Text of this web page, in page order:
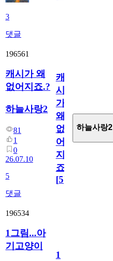
3
댓글
196561
캐시가 왜
없어지죠.?
하늘사랑2
81
1
0
26.07.10
5
댓글
캐
시
가
왜
없
어
지
죠.?
[5]
하늘사랑2
196534
1그림...아
기고양이
1